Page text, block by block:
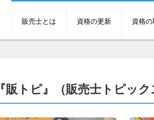
販売士とは 資格の更新 資格
『販トピ』（販売士トピック